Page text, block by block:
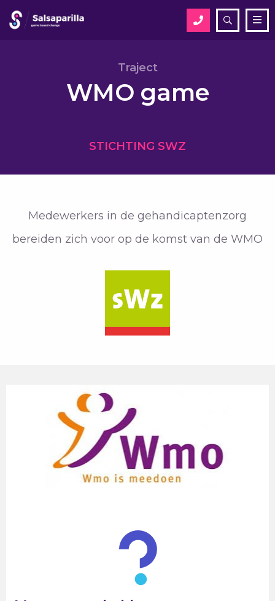
Open
zoekveld
Traject
WMO game
STICHTING SWZ
Medewerkers in de gehandicaptenzorg
bereiden zich voor op de komst van de WMO